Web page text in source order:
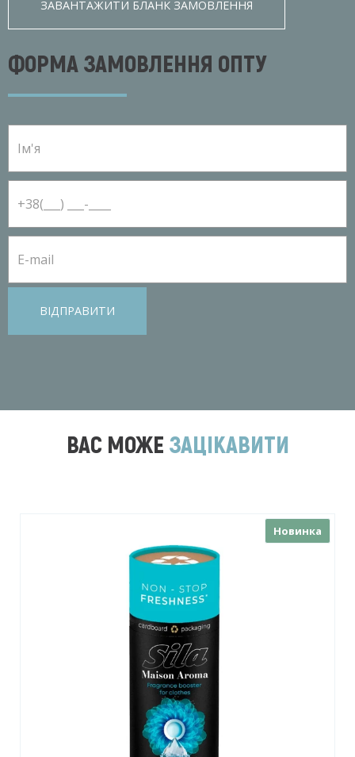
ЗАВАНТАЖИТИ БЛАНК ЗАМОВЛЕННЯ
ФОРМА ЗАМОВЛЕННЯ ОПТУ
ВІДПРАВИТИ
ВАС МОЖЕ ЗАЦІКАВИТИ
Новинка